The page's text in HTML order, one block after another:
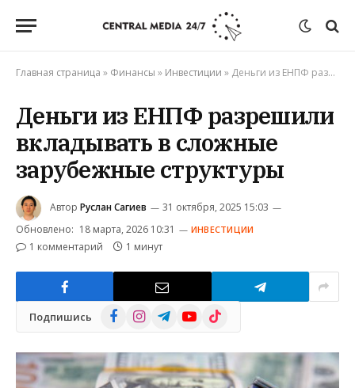
Главная страница » Финансы » Инвестиции » Деньги из ЕНПФ разрешили вкладывать в сложные зарубежные структуры
Деньги из ЕНПФ разрешили
вкладывать в сложные
зарубежные структуры
Автор Руслан Сагиев
31 октября, 2025 15:03
Обновлено: 18 марта, 2026 10:31 ИНВЕСТИЦИИ
1 комментарий 1 минут
Подпишись FacebookInstagramTelegramYouTube
TikTok